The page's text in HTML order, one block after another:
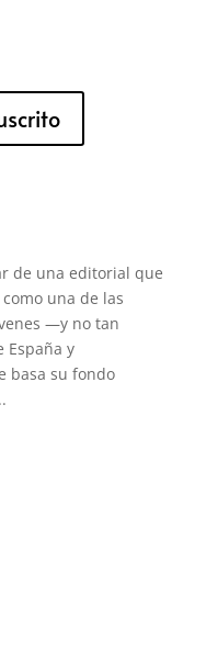
de una editorial que
una de las
—y no tan
y
basa su fondo